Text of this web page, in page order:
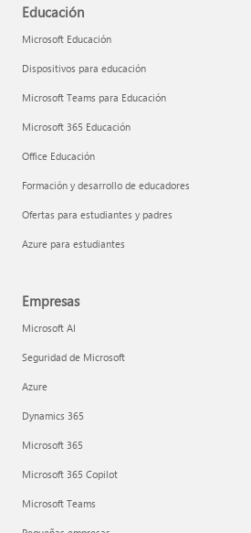
Educación
Microsoft Educación
Dispositivos para educación
Microsoft Teams para Educación
Microsoft 365 Educación
Office Educación
Formación y desarrollo de educadores
Ofertas para estudiantes y padres
Azure para estudiantes
Empresas
Microsoft AI
Seguridad de Microsoft
Azure
Dynamics 365
Microsoft 365
Microsoft 365 Copilot
Microsoft Teams